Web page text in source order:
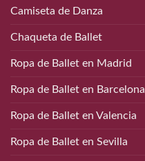
Camiseta de Danza
Chaqueta de Ballet
Ropa de Ballet en Madrid
Ropa de Ballet en Barcelona
Ropa de Ballet en Valencia
Ropa de Ballet en Sevilla